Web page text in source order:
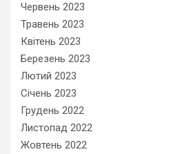
Червень 2023
Травень 2023
Квітень 2023
Березень 2023
Лютий 2023
Січень 2023
Грудень 2022
Листопад 2022
Жовтень 2022